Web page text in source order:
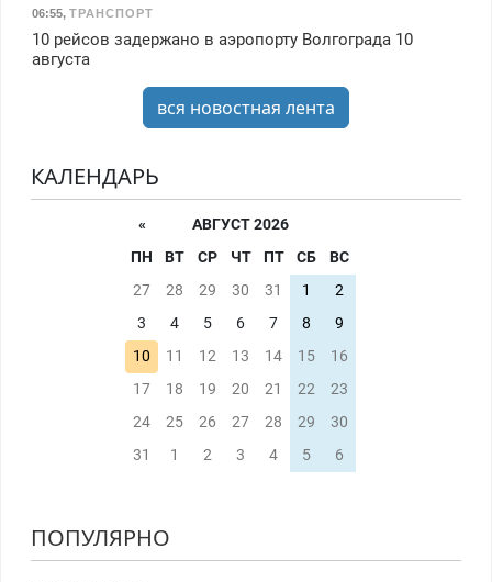
06:55, ТРАНСПОРТ
10 рейсов задержано в аэропорту Волгограда 10
августа
вся новостная лента
КАЛЕНДАРЬ
«
АВГУСТ 2026
ПН
ВТ СР ЧТ ПТ СБ
ВС
27
28 29 30 31 1
2
3
4 5 6 7 8
9
10
11 12 13 14 15
16
17
18 19 20 21 22
23
24
25 26 27 28 29
30
31
1 2 3 4 5 6
ПОПУЛЯРНО